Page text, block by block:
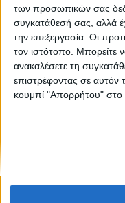
των προσωπικών σας
συγκατάθεσή σας, αλλά
την επεξεργασία. Οι
τον ιστότοπο. Μπορείτε
ανακαλέσετε τη
επιστρέφοντας σε αυτόν
κουμπί "Απορρήτου" στο
None feed
CONNECT
NEWSLETTER